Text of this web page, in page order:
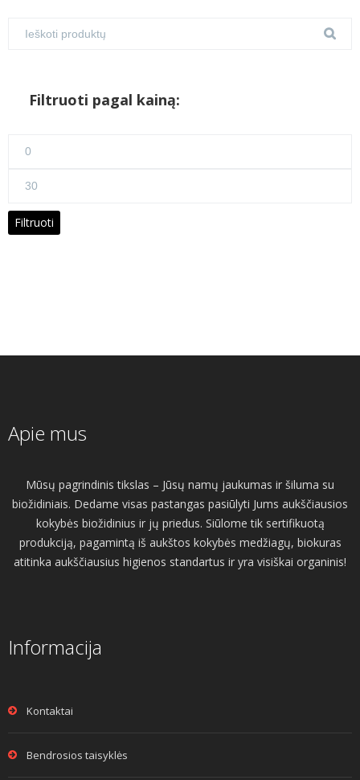
Filtruoti pagal kainą:
Maks
Filtruoti
Apie mus
Mūsų pagrindinis tikslas – Jūsų namų jaukumas ir šiluma su
biožidiniais. Dedame visas pastangas pasiūlyti Jums aukščiausios
kokybės biožidinius ir jų priedus. Siūlome tik sertifikuotą
produkciją, pagamintą iš aukštos kokybės medžiagų, biokuras
atitinka aukščiausius higienos standartus ir yra visiškai organinis!
Informacija
Kontaktai
Bendrosios taisyklės